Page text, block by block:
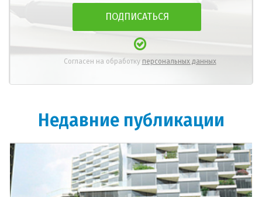
Согласен на обработку персональных данных
Недавние публикации